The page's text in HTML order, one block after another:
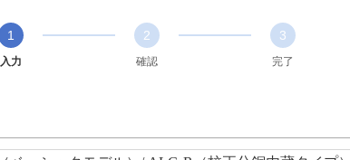
1
入力
2
確認
3
完了